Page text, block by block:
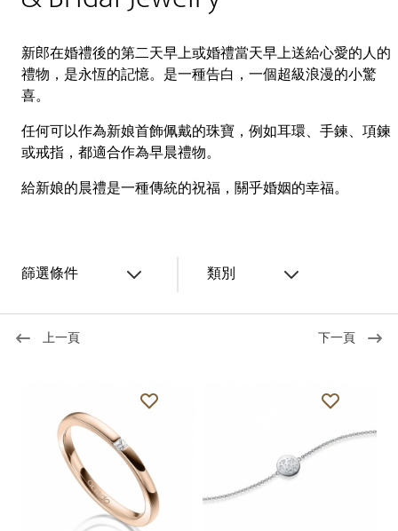
新郎在婚禮後的第二天早上或婚禮當天早上送給心愛的人的
禮物，是永恆的記憶。是一種告白，一個超級浪漫的小驚
喜。
任何可以作為新娘首飾佩戴的珠寶，例如耳環、手鍊、項鍊
或戒指，都適合作為早晨禮物。
給新娘的晨禮是一種傳統的祝福，關乎婚姻的幸福。
篩選條件 類別
上一頁 下一頁